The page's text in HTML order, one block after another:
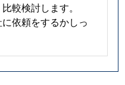
較検討します。
依頼をするかしっ